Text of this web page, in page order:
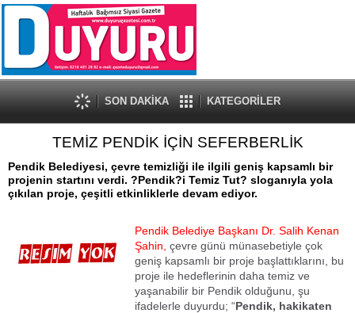
SON DAKİKA KATEGORİLER
TEMİZ PENDİK İÇİN SEFERBERLİK
Pendik Belediyesi, çevre temizliği ile ilgili geniş kapsamlı bir
projenin startını verdi. ?Pendik?i Temiz Tut? sloganıyla yola
çıkılan proje, çeşitli etkinliklerle devam ediyor.
Pendik Belediye Başkanı Dr. Salih Kenan
Şahin, çevre günü münasebetiyle çok
geniş kapsamlı bir proje başlattıklarını, bu
proje ile hedeflerinin daha temiz ve
yaşanabilir bir Pendik olduğunu, şu
ifadelerle duyurdu; “Pendik, hakikaten